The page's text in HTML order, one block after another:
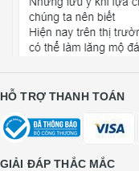
HỖ TRỢ THANH TOÁN
GIẢI ĐÁP THẮC MẮC